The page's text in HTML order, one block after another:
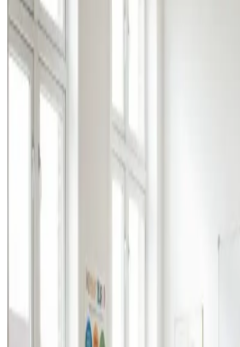
Industriventilation
Ventilation til fabrikker, haller og
Nebel. Professionel